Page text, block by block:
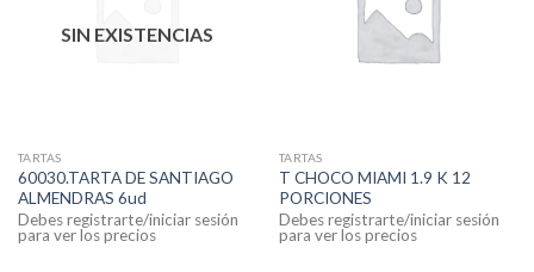
SIN EXISTENCIAS
TARTAS
60030.TARTA DE SANTIAGO
ALMENDRAS 6ud
Debes registrarte/iniciar sesión
para ver los precios
TARTAS
T CHOCO MIAMI 1.9 K 12
PORCIONES
Debes registrarte/iniciar sesión
para ver los precios